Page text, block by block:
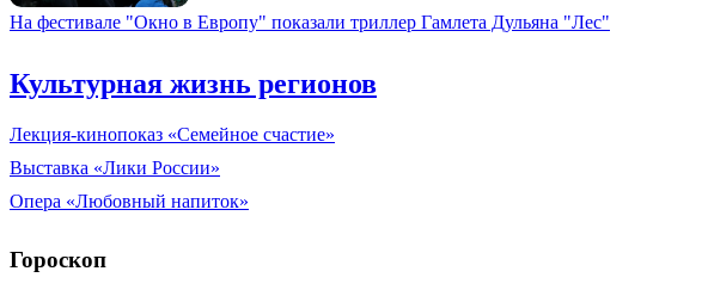
На фестивале "Окно в Европу" показали триллер Гамлета Дульяна "Лес"
Культурная жизнь регионов
Лекция-кинопоказ «Семейное счастие»
Выставка «Лики России»
Опера «Любовный напиток»
Гороскоп